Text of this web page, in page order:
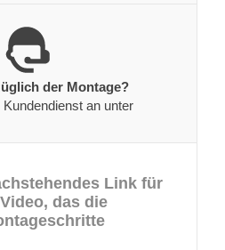
der Montage?
an unter
Link für
das die